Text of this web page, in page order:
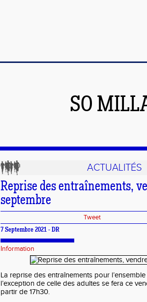
SO
ACTUALITÉS
Reprise des entraînements,
septembre
Tweet
7 Septembre 2021 - DR
Information
La reprise des entraînements pour
l’exception de celle des adultes se fera ce
partir de 17h30.